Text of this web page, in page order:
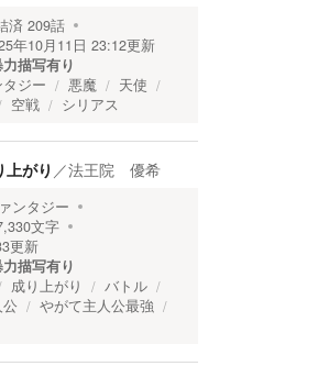
済 209話
年10月11日 23:12更新
描写有り
ジー 悪魔
天使
空戦 シリアス
上がり ／法王院 優希
ンタジー
文字
更新
描写有り
成り上がり
バトル
やがて主人公最強